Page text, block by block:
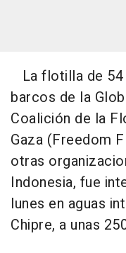
La flotilla de 54
barcos de la
Coalición de la
Gaza (Freedom
otras
Indonesia, fue
lunes en aguas
Chipre, a unas